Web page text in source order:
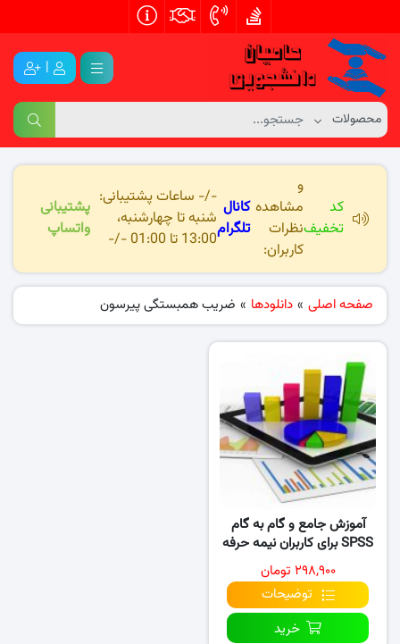
|
کد
تخفیف
و
مشاهده
نظرات
کاربران:
کانال
تلگرام
-/- ساعات پشتیبانی:
شنبه تا چهارشنبه،
13:00 تا 01:00 -/-
پشتیبانی
واتساپ
صفحه اصلی » دانلودها » ضریب همبستگی پیرسون
آموزش جامع و گام به گام
SPSS برای کاربران نیمه حرفه
ای
۲۹۸,۹۰۰ تومان
توضیحات
خرید